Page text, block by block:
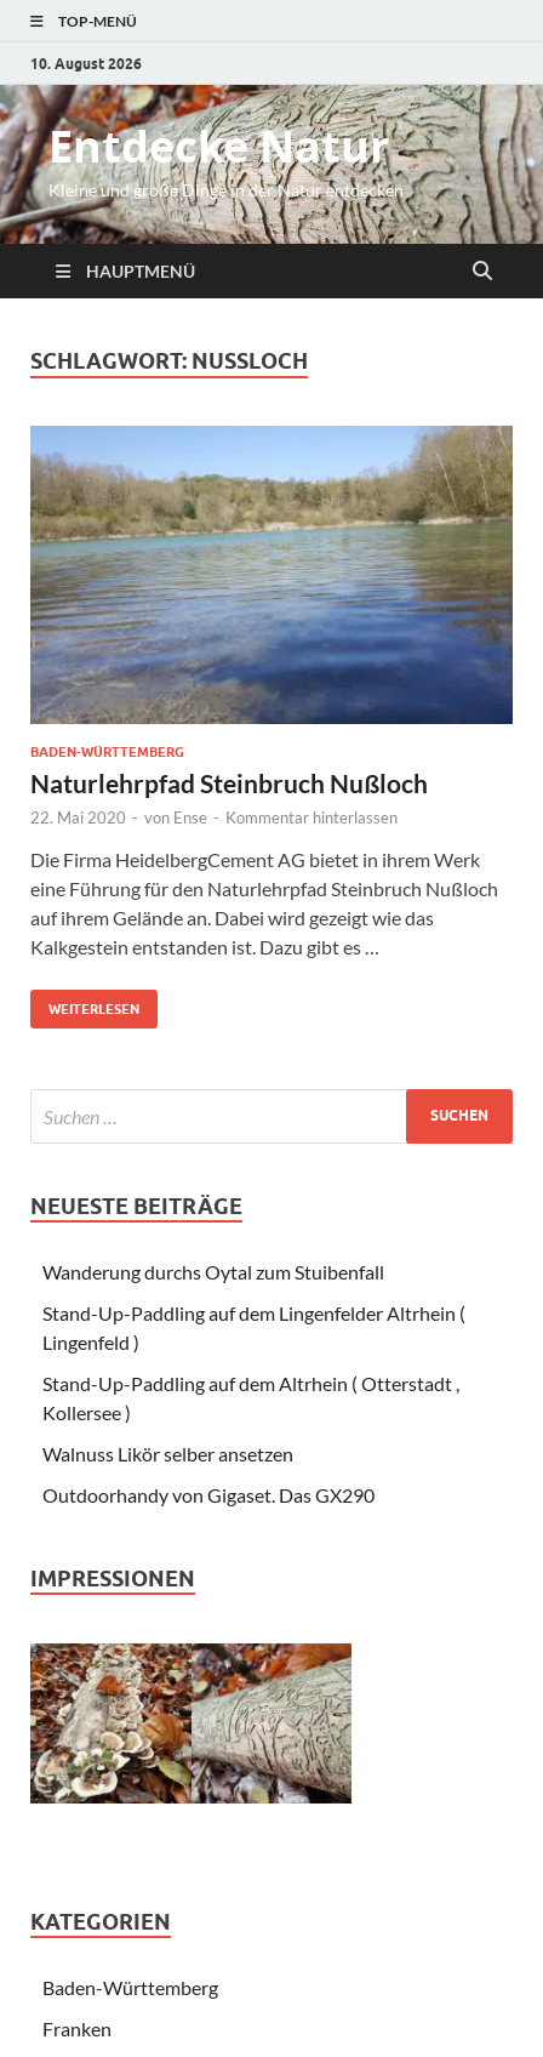
TOP-MENÜ
10. August 2026
Entdecke Natur
Kleine und große Dinge in der Natur entdecken
HAUPTMENÜ
SCHLAGWORT: NUSSLOCH
BADEN-WÜRTTEMBERG
Naturlehrpfad Steinbruch Nußloch
22. Mai 2020 - von Ense - Kommentar hinterlassen
Die Firma HeidelbergCement AG bietet in ihrem Werk
eine Führung für den Naturlehrpfad Steinbruch Nußloch
auf ihrem Gelände an. Dabei wird gezeigt wie das
Kalkgestein entstanden ist. Dazu gibt es …
WEITERLESEN
NEUESTE BEITRÄGE
Wanderung durchs Oytal zum Stuibenfall
Stand-Up-Paddling auf dem Lingenfelder Altrhein (
Lingenfeld )
Stand-Up-Paddling auf dem Altrhein ( Otterstadt ,
Kollersee )
Walnuss Likör selber ansetzen
Outdoorhandy von Gigaset. Das GX290
IMPRESSIONEN
KATEGORIEN
Baden-Württemberg
Franken